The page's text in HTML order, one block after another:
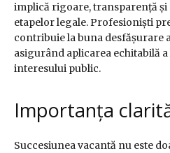
implică rigoare, transparență
etapelor legale. Profesioniști
contribuie la buna desfășurare
asigurând aplicarea echitabilă
interesului public.
Importanța
Succesiunea vacantă nu este